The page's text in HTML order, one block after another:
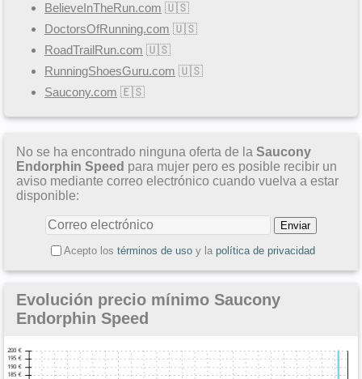
BelieveInTheRun.com 🇺🇸
DoctorsOfRunning.com 🇺🇸
RoadTrailRun.com 🇺🇸
RunningShoesGuru.com 🇺🇸
Saucony.com 🇪🇸
No se ha encontrado ninguna oferta de la Saucony
Endorphin Speed para mujer pero es posible recibir un
aviso mediante correo electrónico cuando vuelva a estar
disponible:
Acepto los términos de usoy la política de privacidad
Evolución precio mínimo Saucony
Endorphin Speed